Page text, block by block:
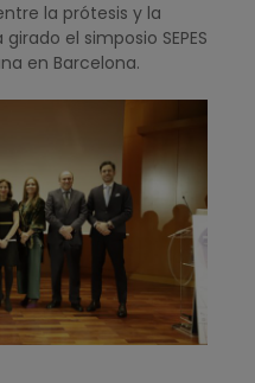
la prótesis y la
el simposio SEPES
en Barcelona.